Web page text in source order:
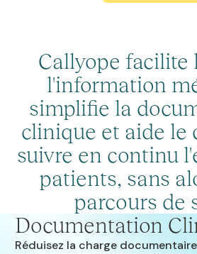
Callyope facilite
l'information
simplifie la
clinique et aide le
suivre en continu
patients, sans
parcours de
Documentation
Réduisez la charge